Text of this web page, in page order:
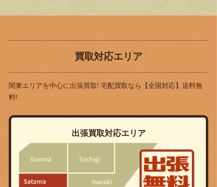
買取対応エリア
関東エリアを中心に出張買取! 宅配買取なら
【全国対応】送料無
料!
出張買取対応エリア